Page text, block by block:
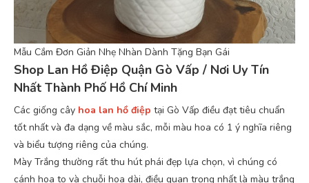
Mẫu Cắm Đơn Giản Nhẹ Nhàn Dành Tặng Bạn Gái
Shop Lan Hồ Điệp Quận Gò Vấp / Nơi Uy Tín
Nhất Thành Phố Hồ Chí Minh
Các giống cây hoa lan hồ điệp tại Gò Vấp điều đạt tiêu chuẩn
tốt nhất và đa dạng về màu sắc, mỗi màu hoa có 1 ý nghĩa riêng
và biểu tượng riêng của chúng.
Mày Trắng thường rất thu hút phái đẹp lựa chọn, vì chúng có
cánh hoa to và chuỗi hoa dài, điều quan trọng nhất là màu trắng